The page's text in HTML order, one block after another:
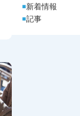
新着情報
記事